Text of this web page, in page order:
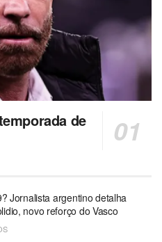
de
Jornalista argentino detalha
novo reforço do Vasco